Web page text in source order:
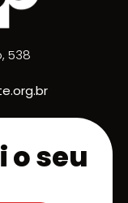
538
o seu